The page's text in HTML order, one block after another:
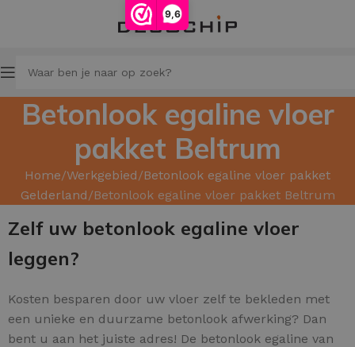
9,6
Betonlook egaline vloer
pakket Beltrum
Home Werkgebied Betonlook egaline vloer pakket
Gelderland Betonlook egaline vloer pakket Beltrum
Zelf uw betonlook egaline vloer
leggen?
Kosten besparen door uw vloer zelf te bekleden met
een unieke en duurzame betonlook afwerking? Dan
bent u aan het juiste adres! De betonlook egaline van